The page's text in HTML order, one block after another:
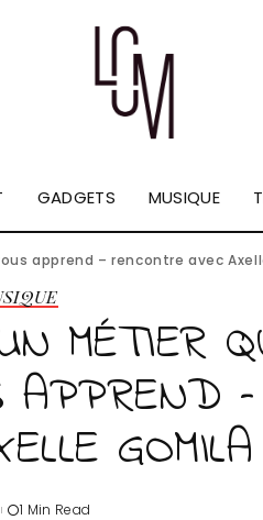
GADGETS MUSIQUE
apprend – rencontre avec
MÉTIER
APPREND –
GOMILA
1 Min Read